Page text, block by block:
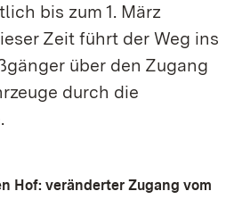
bis zum 1. März
Zeit führt der Weg ins
über den Zugang
durch die
Hof: veränderter Zugang vom